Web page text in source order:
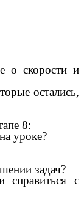
о скорости и
остались,
8:
уроке?
задач?
справиться с